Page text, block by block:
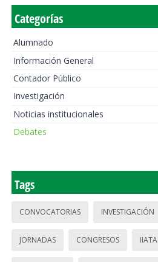
Categorías
Alumnado
Información General
Contador Público
Investigación
Noticias institucionales
Debates
Tags
CONVOCATORIAS INVESTIGACIÓN
JORNADAS CONGRESOS IIATA